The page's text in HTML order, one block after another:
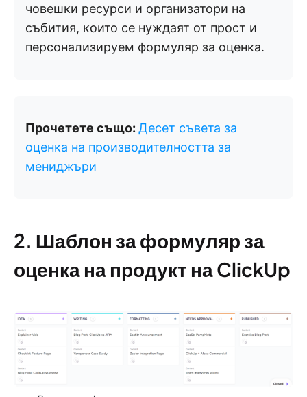
човешки ресурси и организатори на
събития, които се нуждаят от прост и
персонализируем формуляр за оценка.
Прочетете също: Десет съвета за
оценка на производителността за
мениджъри
2. Шаблон за формуляр за
оценка на продукт на ClickUp